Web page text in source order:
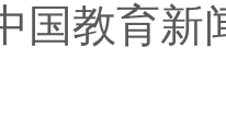
国教育新